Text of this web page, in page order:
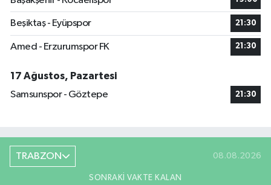
Beşiktaş - Eyüpspor 21:30
Amed - Erzurumspor FK 21:30
17 Ağustos, Pazartesi
Samsunspor - Göztepe
21:30
TRABZON 08.08.2026
SONRAKI VAKTE KALAN